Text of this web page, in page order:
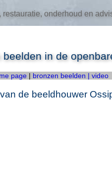
onderhoud en
beelden in de
page | bronzen beelden | video
van de beeldhouwer